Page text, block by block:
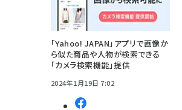
「Yahoo! JAPAN」アプリで画像か
ら似た商品や人物が検索できる
「カメラ検索機能」提供
2024年1月19日 7:02